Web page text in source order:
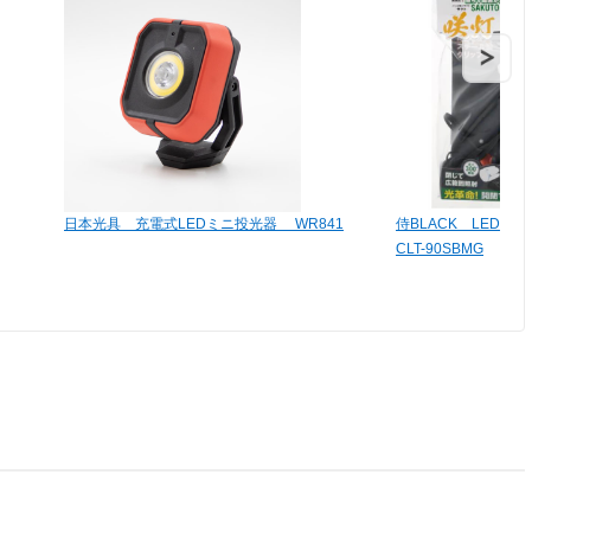
日本光具 充電式LEDミニ投光器 WR841
侍BLACK LEDクリップラ
CLT-90SBMG